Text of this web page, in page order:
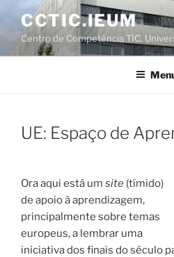
Saltar
conteúdo
CCTIC.IEUM
Centro de Competência TIC.
UE: Espaço de
Ora aqui está um site (tímido)
de apoio à aprendizagem,
principalmente sobre temas
europeus, a lembrar uma
iniciativa dos finais do século